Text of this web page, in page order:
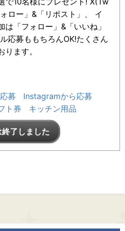
ロー」&「リポスト」、 イ
は「フォロー」&「いいね」
応募ももちろんOK!たくさん
ます。
募
Instagramから応募
ト券 キッチン用品
了しました